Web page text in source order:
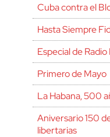
Cuba contra el
Hasta Siempre
Especial de
Primero de Mayo
La Habana, 500
Aniversario 150
libertarias